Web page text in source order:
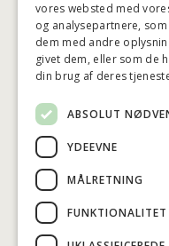
FRAGT
INDSTILLINGER
vores websted med
og analysepartnere,
dem med andre
givet dem, eller som de
din brug af deres
ABSOLUT
YDEEVNE
MÅLRETNING
FUNKTIONALITET